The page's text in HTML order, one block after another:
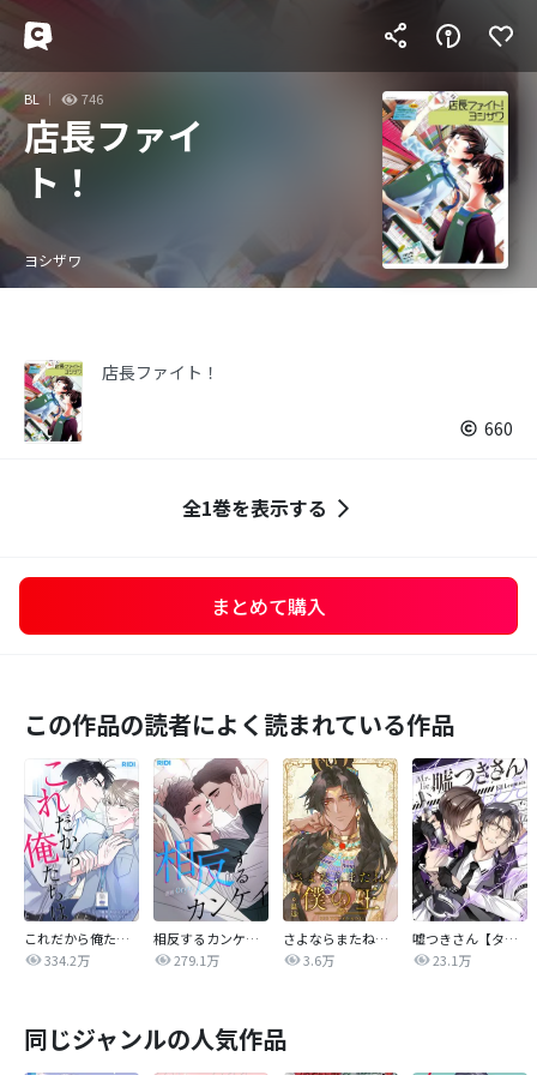
BL 746
店長ファイ
ト！
ヨシザワ
店長ファイト！
660
全1巻を表示する
まとめて購入
この作品の読者によく読まれている作品
これだから俺たちは
334.2万
相反するカンケイ【改訂版】
279.1万
さよならまたね、僕の王【タテヨミ】
3.6万
嘘つきさん【タテヨミ】
23.1万
同じジャンルの人気作品